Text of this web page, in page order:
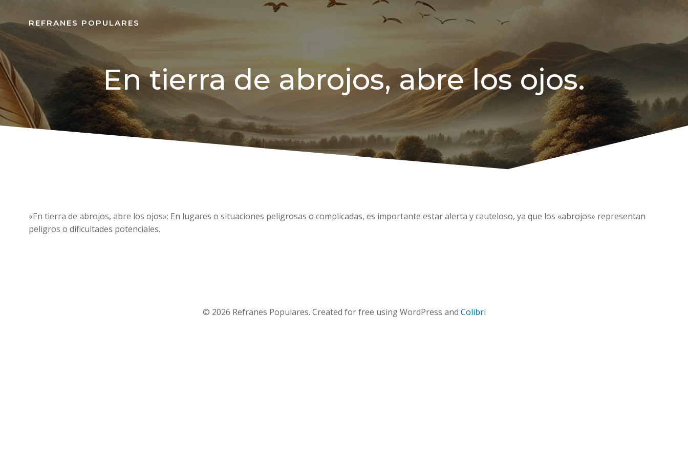
REFRANES POPULARES
En tierra de abrojos, abre los ojos.
«En tierra de abrojos, abre los ojos»: En lugares o situaciones peligrosas o complicadas, es importante estar alerta y cauteloso, ya que los «abrojos» representan
peligros o dificultades potenciales.
© 2026 Refranes Populares. Created for free using WordPress and Colibri